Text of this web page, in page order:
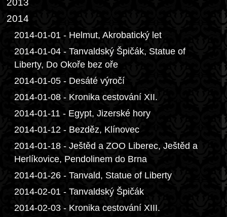
2013
2014
2014-01-01 - Helmut, Akrobatický let
2014-01-04 - Tanvaldský Špičák, Statue of
Liberty, Do Okoře bez oře
2014-01-05 - Desáté výročí
2014-01-08 - Kronika cestování XII.
2014-01-11 - Egypt, Jizerské hory
2014-01-12 - Bezděz, Klínovec
2014-01-18 - Ještěd a ZOO Liberec, Ještěd a
Herlíkovice, Pendolinem do Brna
2014-01-26 - Tanvald, Statue of Liberty
2014-02-01 - Tanvaldský Špičák
2014-02-03 - Kronika cestování XIII.